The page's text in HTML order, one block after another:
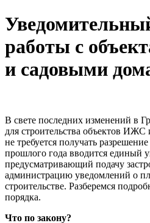
работы с
и садовыми
В свете последних изменений в
для строительства объектов
не требуется получать
прошлого года вводится единый
предусматривающий подачу
администрацию уведомлений о
строительстве. Разберемся
порядка.
Что по закону?